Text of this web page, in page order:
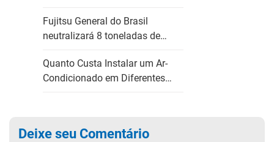
Fujitsu General do Brasil
neutralizará 8 toneladas de…
Quanto Custa Instalar um Ar-
Condicionado em Diferentes…
Deixe seu Comentário